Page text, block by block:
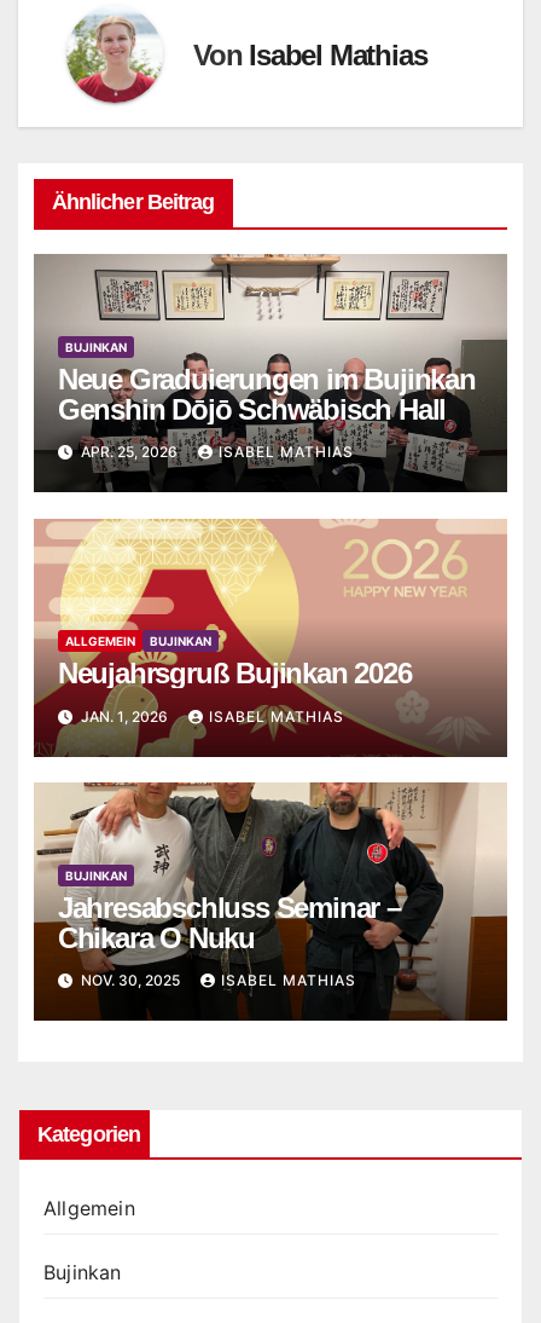
Von Isabel Mathias
Ähnlicher Beitrag
BUJINKAN
Neue Graduierungen im Bujinkan
Genshin Dōjō Schwäbisch Hall
APR. 25, 2026 ISABEL MATHIAS
ALLGEMEIN BUJINKAN
Neujahrsgruß Bujinkan 2026
JAN. 1, 2026 ISABEL MATHIAS
BUJINKAN
Jahresabschluss Seminar –
Chikara O Nuku
NOV. 30, 2025 ISABEL MATHIAS
Kategorien
Allgemein
Bujinkan